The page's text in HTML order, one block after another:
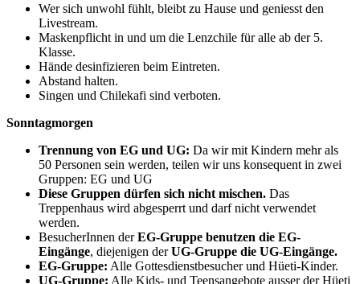
Wer sich unwohl fühlt, bleibt zu Hause und geniesst den
Livestream.
Maskenpflicht in und um die Lenzchile für alle ab der 5.
Klasse.
Hände desinfizieren beim Eintreten.
Abstand halten.
Singen und Chilekafi sind verboten.
Sonntagmorgen
Trennung von EG und UG: Da wir mit Kindern mehr als
50 Personen sein werden, teilen wir uns konsequent in zwei
Gruppen: EG und UG
Diese Gruppen dürfen sich nicht mischen. Das
Treppenhaus wird abgesperrt und darf nicht verwendet
werden.
BesucherInnen derEG-Gruppe benutzen die EG-
Eingänge, diejenigen derUG-Gruppe die UG-Eingänge.
EG-Gruppe: Alle Gottesdienstbesucher und Hüeti-Kinder.
UG-Gruppe: Alle Kids- und Teensangebote ausser der Hüeti